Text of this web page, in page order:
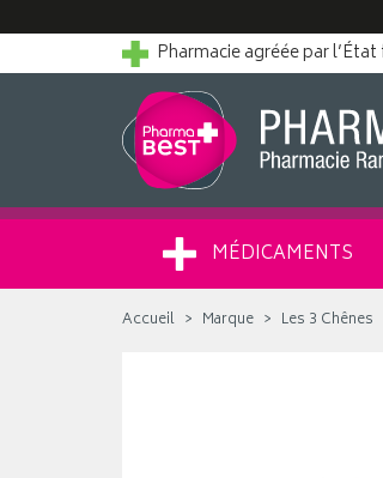
Pharmacie agréée par l’État
MÉDICAMENTS
Accueil Marque Les 3 Chênes